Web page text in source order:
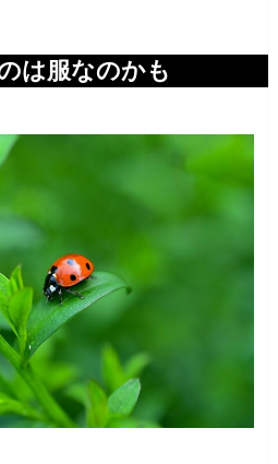
は服なのかも